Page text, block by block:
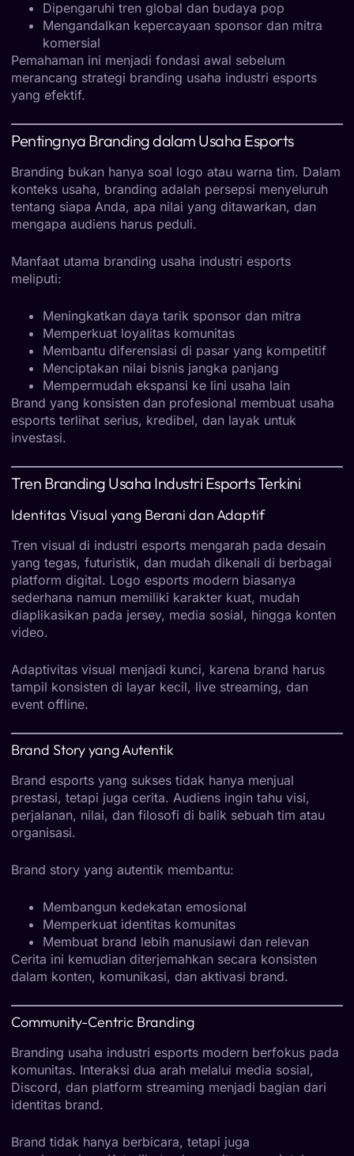
Dipengaruhi tren global dan budaya pop
Mengandalkan kepercayaan sponsor dan mitra
komersial
Pemahaman ini menjadi fondasi awal sebelum
merancang strategi branding usaha industri esports
yang efektif.
Pentingnya Branding dalam Usaha Esports
Branding bukan hanya soal logo atau warna tim. Dalam
konteks usaha, branding adalah persepsi menyeluruh
tentang siapa Anda, apa nilai yang ditawarkan, dan
mengapa audiens harus peduli.
Manfaat utama branding usaha industri esports
meliputi:
Meningkatkan daya tarik sponsor dan mitra
Memperkuat loyalitas komunitas
Membantu diferensiasi di pasar yang kompetitif
Menciptakan nilai bisnis jangka panjang
Mempermudah ekspansi ke lini usaha lain
Brand yang konsisten dan profesional membuat usaha
esports terlihat serius, kredibel, dan layak untuk
investasi.
Tren Branding Usaha Industri Esports Terkini
Identitas Visual yang Berani dan Adaptif
Tren visual di industri esports mengarah pada desain
yang tegas, futuristik, dan mudah dikenali di berbagai
platform digital. Logo esports modern biasanya
sederhana namun memiliki karakter kuat, mudah
diaplikasikan pada jersey, media sosial, hingga konten
video.
Adaptivitas visual menjadi kunci, karena brand harus
tampil konsisten di layar kecil, live streaming, dan
event offline.
Brand Story yang Autentik
Brand esports yang sukses tidak hanya menjual
prestasi, tetapi juga cerita. Audiens ingin tahu visi,
perjalanan, nilai, dan filosofi di balik sebuah tim atau
organisasi.
Brand story yang autentik membantu:
Membangun kedekatan emosional
Memperkuat identitas komunitas
Membuat brand lebih manusiawi dan relevan
Cerita ini kemudian diterjemahkan secara konsisten
dalam konten, komunikasi, dan aktivasi brand.
Community-Centric Branding
Branding usaha industri esports modern berfokus pada
komunitas. Interaksi dua arah melalui media sosial,
Discord, dan platform streaming menjadi bagian dari
identitas brand.
Brand tidak hanya berbicara, tetapi juga